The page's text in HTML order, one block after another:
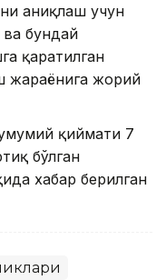
аниқлаш учун
ва бундай
қаратилган
жараёнига жорий
қиймати 7
бўлган
хабар берилган